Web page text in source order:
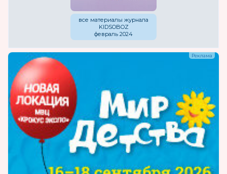
все материалы журнала
KIDSOBOZ
февраль 2024